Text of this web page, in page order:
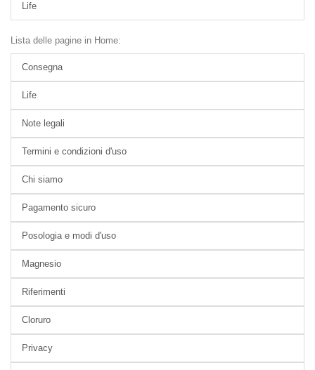
Life
Lista delle pagine in Home:
Consegna
Life
Note legali
Termini e condizioni d'uso
Chi siamo
Pagamento sicuro
Posologia e modi d'uso
Magnesio
Riferimenti
Cloruro
Privacy